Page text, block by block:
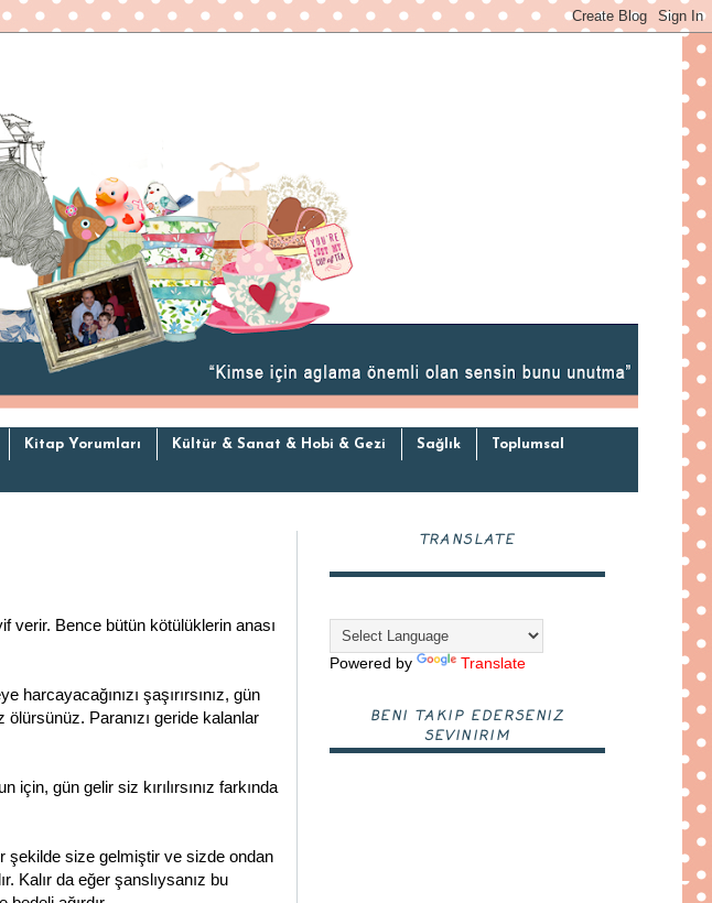
Kitap Yorumları Kültür & Sanat & Hobi & Gezi Sağlık Toplumsal
verir. Bence bütün kötülüklerin anası
harcayacağınızı şaşırırsınız, gün
Paranızı geride kalanlar
gün gelir siz kırılırsınız farkında
şekilde size gelmiştir ve sizde ondan
Kalır da eğer şanslıysanız bu
TRANSLATE
Powered by Translate
BENI TAKIP EDERSENIZ
SEVINIRIM